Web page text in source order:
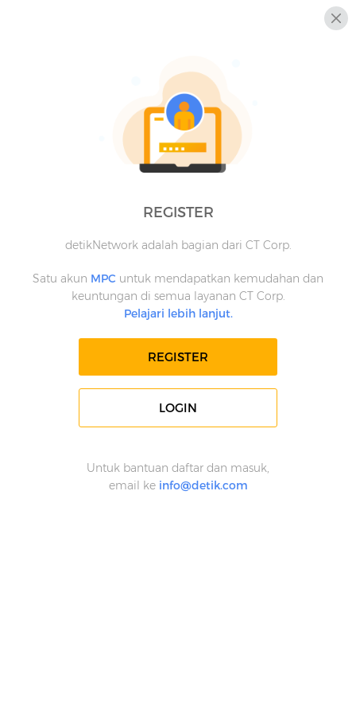
REGISTER
detikNetwork adalah bagian dari CT Corp.
Satu akun MPC untuk mendapatkan kemudahan dan
keuntungan di semua layanan CT Corp.
Pelajari lebih lanjut.
REGISTER
LOGIN
Untuk bantuan daftar dan masuk,
email ke info@detik.com